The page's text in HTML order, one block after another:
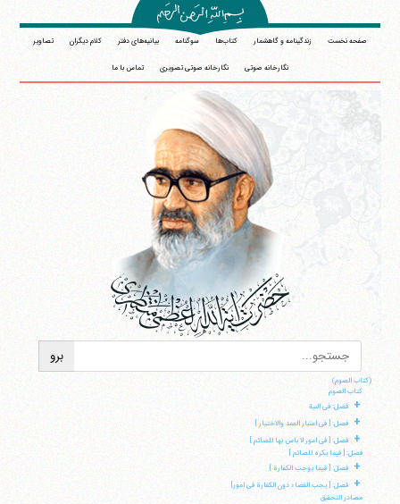
صفحه نخست زندگینامه و گاهشمار کتاب‌ها سوگنامه بیانیه‌های دفتر کلام دیگران تصاویر
نگارخانه صوتی نگارخانه صوتی تصویری تماس با ما
(کتاب الصوم)
کتاب الصوم
+ فصل: فی النیة
+ فصل: [ فی اعتبار العمد والاختیار ]
+
فصل: [ فی امور لا باس بها للصائم ]
فصل: [ فیما یکره للصائم ]
+ فصل: [ فیما یوجب الکفارة ]
+
فصل: [ یجب القضاء دون الکفارة فی امور]
مصادر التحقیق
ایران، قم ، میدان مصلّی، بلوار شهید محمّد منتظری، كوچه
شماره ٨